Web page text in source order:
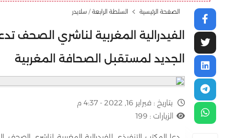
الصفحة الرئيسية السلطة الرابعة/ سلايدر
الفيدرالية المغربية لناشري الصحف
الجديد لمستقبل الصحافة المغربية
بتاريخ : فبراير 16, 2022 - 4:37 م
الزيارات : 199